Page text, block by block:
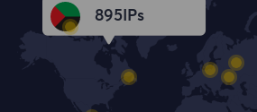
896 IPs